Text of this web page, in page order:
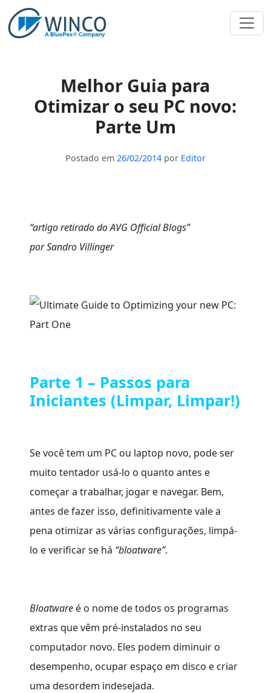
Pular
para
Melhor Guia para
Otimizar o seu PC novo:
Parte Um
Postado em 26/02/2014por Editor
“artigo retirado do AVG Official Blogs”
por Sandro Villinger
Parte 1 – Passos para
Iniciantes (Limpar, Limpar!)
Se você tem um PC ou laptop novo, pode ser
muito tentador usá-lo o quanto antes e
começar a trabalhar, jogar e navegar. Bem,
antes de fazer isso, definitivamente vale a
pena otimizar as várias configurações, limpá-
lo e verificar se há “bloatware”.
Bloatware é o nome de todos os programas
extras que vêm pré-instalados no seu
computador novo. Eles podem diminuir o
desempenho, ocupar espaço em disco e criar
uma desordem indesejada.